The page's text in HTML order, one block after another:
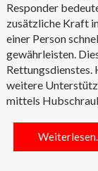
Responder
zusätzliche Kraft
einer Person
gewährleisten.
Rettungsdienstes.
weitere
mittels